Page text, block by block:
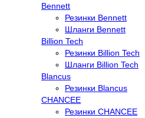
Bennett
Резинки Bennett
Шланги Bennett
Billion Tech
Резинки Billion Tech
Шланги Billion Tech
Blancus
Резинки Blancus
CHANCEE
Резинки CHANCEE